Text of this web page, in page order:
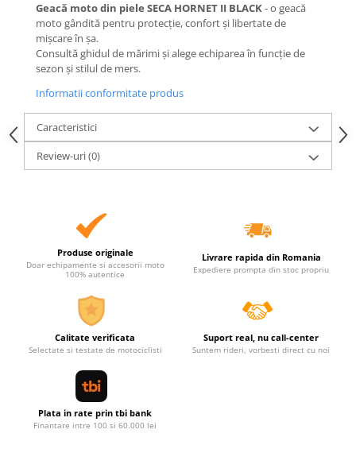
Geacă moto din piele SECA HORNET II BLACK- o geacă
moto gândită pentru protecție, confort și libertate de
mișcare în șa.
Consultă ghidul de mărimi și alege echiparea în funcție de
sezon și stilul de mers.
Informatii conformitate produs
Caracteristici
Review-uri(0)
Produse originale
Doar echipamente si accesorii moto
100% autentice
Livrare rapida din Romania
Expediere prompta din stoc propriu
Calitate verificata
Selectate si testate de motociclisti
Suport real, nu call-center
Suntem rideri, vorbesti direct cu noi
Plata in rate prin tbi bank
Finantare intre 100 si 60.000 lei